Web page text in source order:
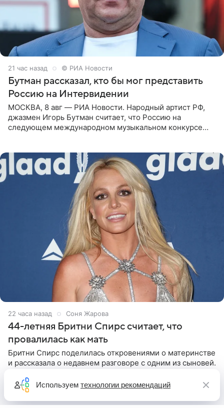
21 час назад © РИА Новости
Бутман рассказал, кто бы мог представить
Россию на Интервидении
МОСКВА, 8 авг — РИА Новости. Народный артист РФ,
джазмен Игорь Бутман считает, что Россию на
следующем международном музыкальном конкурсе
22 часа назад Соня Жарова
44-летняя Бритни Спирс считает, что
провалилась как мать
Бритни Спирс поделилась откровениями о материнстве
и рассказала о недавнем разговоре с одним из сыновей.
почувствовала себя плохой матерью. Публикацию
артистки
Используем технологии рекомендаций